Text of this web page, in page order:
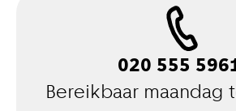
020 555
Bereikbaar maandag